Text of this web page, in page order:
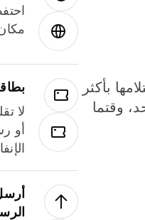
بأكثر
وقتما
لا
أو